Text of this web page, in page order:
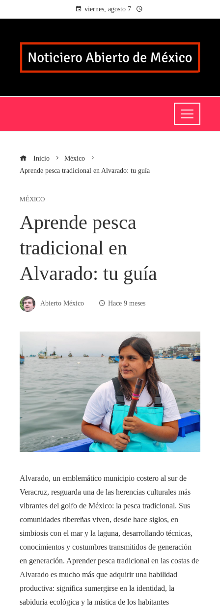
viernes, agosto 7
Inicio
México
Aprende pesca tradicional en Alvarado: tu guía
MÉXICO
Aprende pesca
tradicional en
Alvarado: tu guía
Abierto México Hace 9 meses
Alvarado, un emblemático municipio costero al sur de
Veracruz, resguarda una de las herencias culturales más
vibrantes del golfo de México: la pesca tradicional. Sus
comunidades ribereñas viven, desde hace siglos, en
simbiosis con el mar y la laguna, desarrollando técnicas,
conocimientos y costumbres transmitidos de generación
en generación. Aprender pesca tradicional en las costas de
Alvarado es mucho más que adquirir una habilidad
productiva: significa sumergirse en la identidad, la
sabiduría ecológica y la mística de los habitantes